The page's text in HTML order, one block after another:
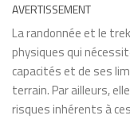
AVERTISSEMENT
La randonnée et le
physiques qui
capacités et de ses
terrain. Par ailleurs,
risques inhérents à